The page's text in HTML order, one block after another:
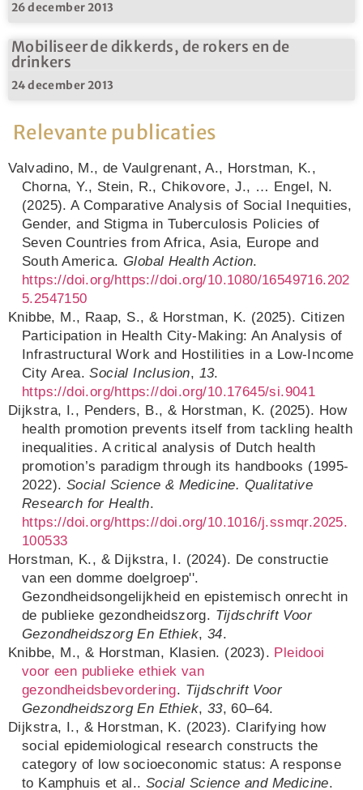
26 december 2013
Mobiliseer de dikkerds, de rokers en de
drinkers
24 december 2013
Relevante publicaties
Valvadino, M., de Vaulgrenant, A., Horstman, K.,
Chorna, Y., Stein, R., Chikovore, J., … Engel, N.
(2025). A Comparative Analysis of Social Inequities,
Gender, and Stigma in Tuberculosis Policies of
Seven Countries from Africa, Asia, Europe and
South America.Global Health Action.
https://doi.org/https://doi.org/10.1080/16549716.202
5.2547150
Knibbe, M., Raap, S., & Horstman, K. (2025). Citizen
Participation in Health City-Making: An Analysis of
Infrastructural Work and Hostilities in a Low-Income
City Area.Social Inclusion, 13.
https://doi.org/https://doi.org/10.17645/si.9041
Dijkstra, I., Penders, B., & Horstman, K. (2025). How
health promotion prevents itself from tackling health
inequalities. A critical analysis of Dutch health
promotion’s paradigm through its handbooks (1995-
2022). Social Science & Medicine. Qualitative
Research for Health.
https://doi.org/https://doi.org/10.1016/j.ssmqr.2025.
100533
Horstman, K., & Dijkstra, I. (2024). De constructie
van een domme doelgroep''.
Gezondheidsongelijkheid en epistemisch onrecht in
de publieke gezondheidszorg. Tijdschrift Voor
Gezondheidszorg En Ethiek, 34.
Knibbe, M., & Horstman, Klasien. (2023). Pleidooi
voor een publieke ethiek van
gezondheidsbevordering. Tijdschrift Voor
Gezondheidszorg En Ethiek, 33, 60–64.
Dijkstra, I., & Horstman, K. (2023). Clarifying how
social epidemiological research constructs the
category of low socioeconomic status: A response
to Kamphuis et al.. Social Science and Medicine.